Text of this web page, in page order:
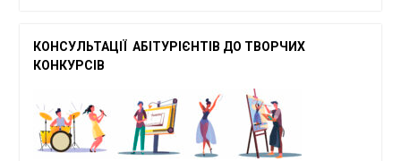
КОНСУЛЬТАЦІЇ АБІТУРІЄНТІВ ДО ТВОРЧ ИХ
КОНКУРСІВ